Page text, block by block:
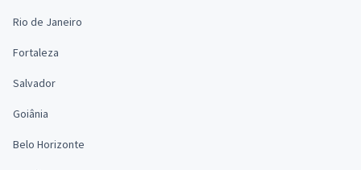
Rio de Janeiro
Fortaleza
Salvador
Goiânia
Belo Horizonte